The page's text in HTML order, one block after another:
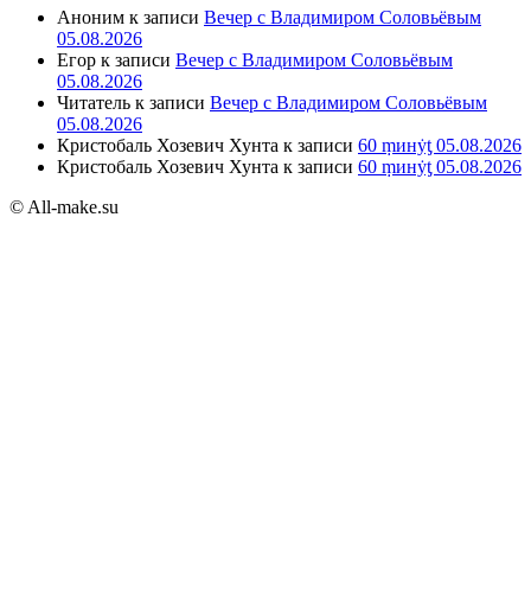
Аноним к записи Вечер с Владимиром Соловьёвым
05.08.2026
Егор к записи Вечер с Владимиром Соловьёвым
05.08.2026
Читатель к записи Вечер с Владимиром Соловьёвым
05.08.2026
Кристобаль Хозевич Хунта к записи 60 ṃинẏƫ 05.08.2026
Кристобаль Хозевич Хунта к записи 60 ṃинẏƫ 05.08.2026
© All-make.su